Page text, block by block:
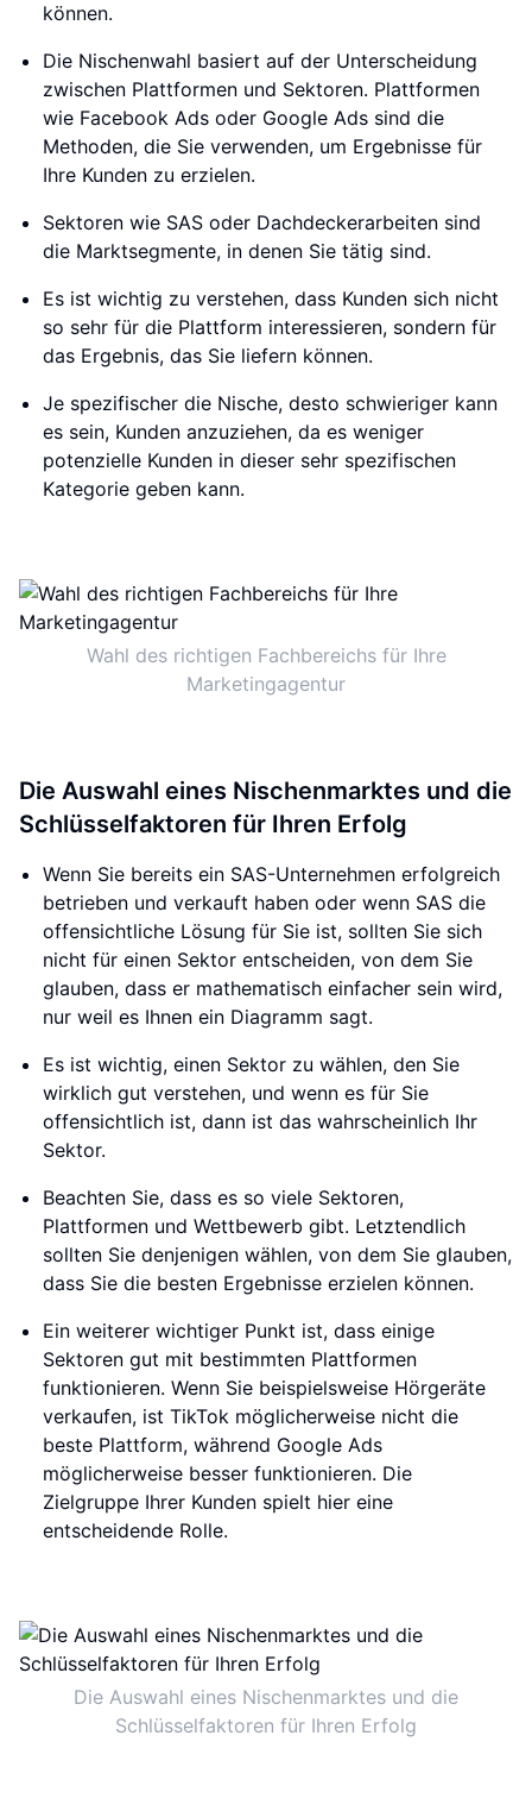
können.
Die Nischenwahl basiert auf der Unterscheidung
zwischen Plattformen und Sektoren. Plattformen
wie Facebook Ads oder Google Ads sind die
Methoden, die Sie verwenden, um Ergebnisse für
Ihre Kunden zu erzielen.
Sektoren wie SAS oder Dachdeckerarbeiten sind
die Marktsegmente, in denen Sie tätig sind.
Es ist wichtig zu verstehen, dass Kunden sich nicht
so sehr für die Plattform interessieren, sondern für
das Ergebnis, das Sie liefern können.
Je spezifischer die Nische, desto schwieriger kann
es sein, Kunden anzuziehen, da es weniger
potenzielle Kunden in dieser sehr spezifischen
Kategorie geben kann.
Wahl des richtigen Fachbereichs für Ihre
Marketingagentur
Die Auswahl eines Nischenmarktes und die
Schlüsselfaktoren für Ihren Erfolg
Wenn Sie bereits ein SAS-Unternehmen erfolgreich
betrieben und verkauft haben oder wenn SAS die
offensichtliche Lösung für Sie ist, sollten Sie sich
nicht für einen Sektor entscheiden, von dem Sie
glauben, dass er mathematisch einfacher sein wird,
nur weil es Ihnen ein Diagramm sagt.
Es ist wichtig, einen Sektor zu wählen, den Sie
wirklich gut verstehen, und wenn es für Sie
offensichtlich ist, dann ist das wahrscheinlich Ihr
Sektor.
Beachten Sie, dass es so viele Sektoren,
Plattformen und Wettbewerb gibt. Letztendlich
sollten Sie denjenigen wählen, von dem Sie glauben,
dass Sie die besten Ergebnisse erzielen können.
Ein weiterer wichtiger Punkt ist, dass einige
Sektoren gut mit bestimmten Plattformen
funktionieren. Wenn Sie beispielsweise Hörgeräte
verkaufen, ist TikTok möglicherweise nicht die
beste Plattform, während Google Ads
möglicherweise besser funktionieren. Die
Zielgruppe Ihrer Kunden spielt hier eine
entscheidende Rolle.
Die Auswahl eines Nischenmarktes und die
Schlüsselfaktoren für Ihren Erfolg